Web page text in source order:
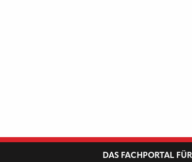
DAS FACHPORTAL